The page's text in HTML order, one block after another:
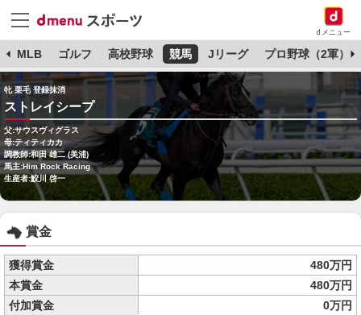
dメニュー
MLB ゴルフ 高校野球 競馬 Jリーグ プロ野球（2軍）
牝 栗毛 登録抹消
ストレイシープ
父:サウスヴィグラス
母:ティティカカ
調教師:和田 雄二 (美浦)
馬主:Him Rock Racing
生産者:鮫川 啓一
賞金
獲得賞金
480万円
本賞金
480万円
付加賞金
0万円